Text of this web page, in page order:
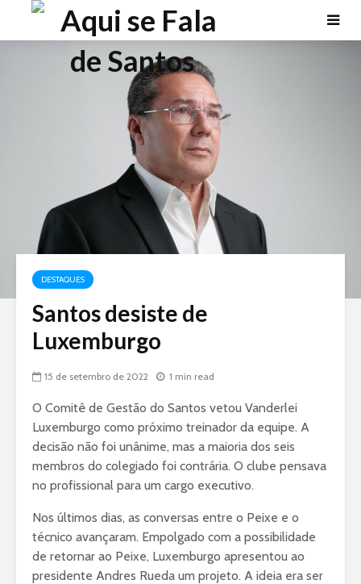
DESTAQUES
Santos desiste de
Luxemburgo
15 de setembro de 2022 1 min read
O Comitê de Gestão do Santos vetou Vanderlei
Luxemburgo como próximo treinador da equipe. A
decisão não foi unânime, mas a maioria dos seis
membros do colegiado foi contrária. O clube pensava
no profissional para um cargo executivo.
Nos últimos dias, as conversas entre o Peixe e o
técnico avançaram. Empolgado com a possibilidade
de retornar ao Peixe, Luxemburgo apresentou ao
presidente Andres Rueda um projeto. A ideia era ser